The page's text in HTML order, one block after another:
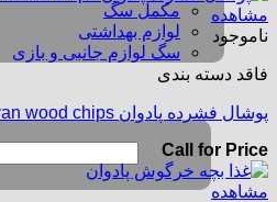
مکمل سگ
لوازم بهداشتی
سگ لوازم جانبی و بازی
مشاهده
ناموجود
فاقد دسته بندی
پوشال فشرده پادوان padovan wood chips
Call for Price
مشاهده